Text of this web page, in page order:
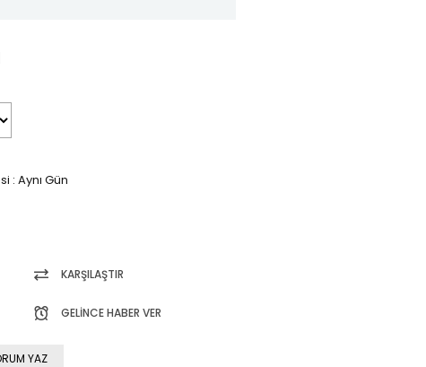
: Aynı Gün
KARŞILAŞTIR
GELINCE HABER VER
YAZ